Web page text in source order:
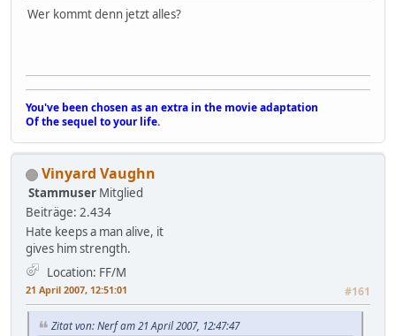
Wer kommt denn jetzt alles?
You've been chosen as an extra in the movie adaptation
Of the sequel to your life.
Vinyard Vaughn
Stammuser Mitglied
Beiträge: 2.434
Hate keeps a man alive, it
gives him strength.
Location: FF/M
21 April 2007, 12:51:01 #161
Zitat von: Nerf am 21 April 2007, 12:47:47